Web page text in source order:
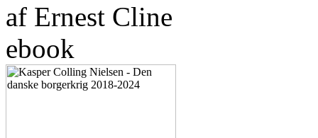
af Ernest Cline
ebook